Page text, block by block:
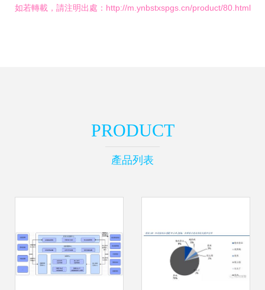
如若轉載，請注明出處：http://m.ynbstxspgs.cn/product/80.html
PRODUCT
產品列表